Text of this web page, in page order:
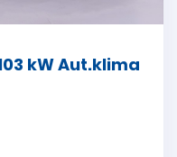
kW Aut.klima